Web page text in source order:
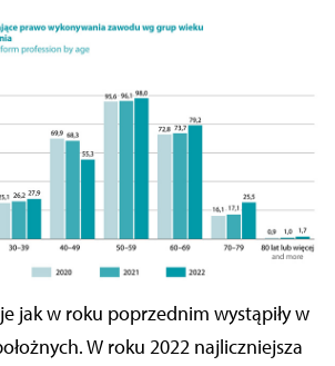
jak w roku poprzednim wystąpiły w
W roku 2022 najliczniejsza